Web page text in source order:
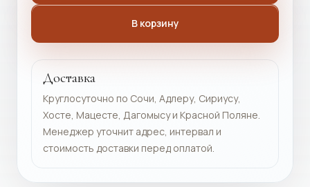
В корзину
Доставка
Круглосуточно по Сочи, Адлеру, Сириусу,
Хосте, Мацесте, Дагомысу и Красной Поляне.
Менеджер уточнит адрес, интервал и
стоимость доставки перед оплатой.